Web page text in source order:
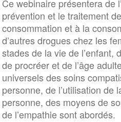
Ce webinaire présentera de
prévention et le traitement
consommation et à la
d’autres drogues chez les
stades de la vie de l’enfant,
de procréer et de l’âge
universels des soins
personne, de l’utilisation de
personne, des moyens de
de l’empathie sont abordés.